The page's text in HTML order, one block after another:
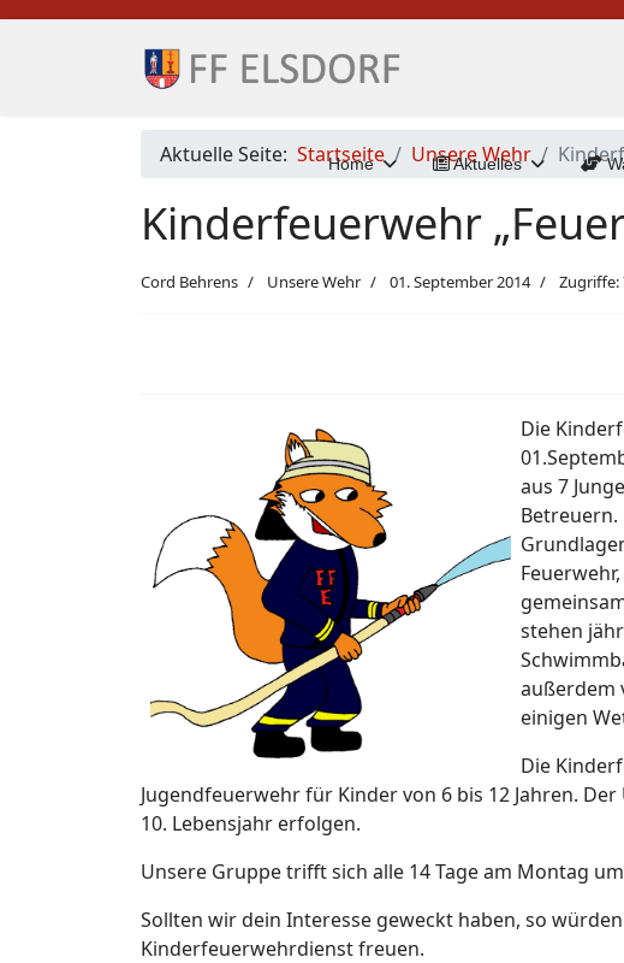
Home Aktuelles
Aktuelle Seite: Startseite Unsere Wehr
Kinderfeuerwehr
Cord Behrens Unsere Wehr 01. September 2014 Zugriffe:
Die
aus 7
stehen
außerdem
einigen
Die
Jugendfeuerwehr für Kinder von 6 bis 12 Jahren.
10. Lebensjahr erfolgen.
Unsere Gruppe trifft sich alle 14 Tage am Montag
Sollten wir dein Interesse geweckt haben, so
Kinderfeuerwehrdienst freuen.